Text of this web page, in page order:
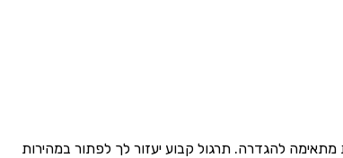
להגדרה. תרגול קבוע יעזור לך לפתור במהירות